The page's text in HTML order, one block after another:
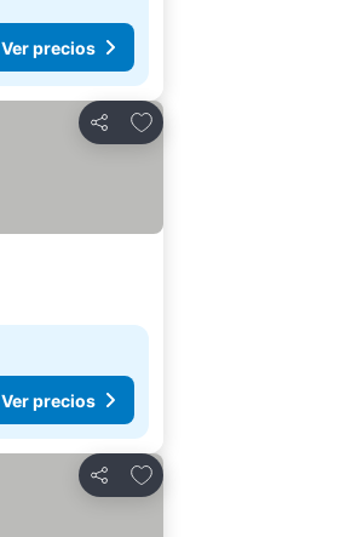
Ver precios
Compartir
Agregar a favoritos
Ver precios
Compartir
Agregar a favoritos